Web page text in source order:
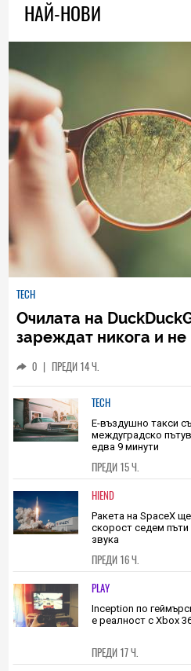
НАЙ-НОВИ
TECH
Очилата на
зареждат никога и не
чуждото
0 | ПРЕДИ 14 Ч.
TECH
Е-въздушно такси
междуградско
едва 9 минути
ПРЕДИ 15 Ч.
HIEND
Ракета на SpaceX
скорост седем
звука
ПРЕДИ 16 Ч.
PLAY
Inception по
е реалност с Xbox
ПРЕДИ 17 Ч.